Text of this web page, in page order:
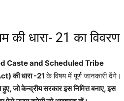
की धारा- 21 का विवरण
Caste and Scheduled Tribe
की धारा -21के विषय में पूर्ण जानकारी देंगे।
जो केन्द्रीय सरकार इस निमित्त बनाए, इस